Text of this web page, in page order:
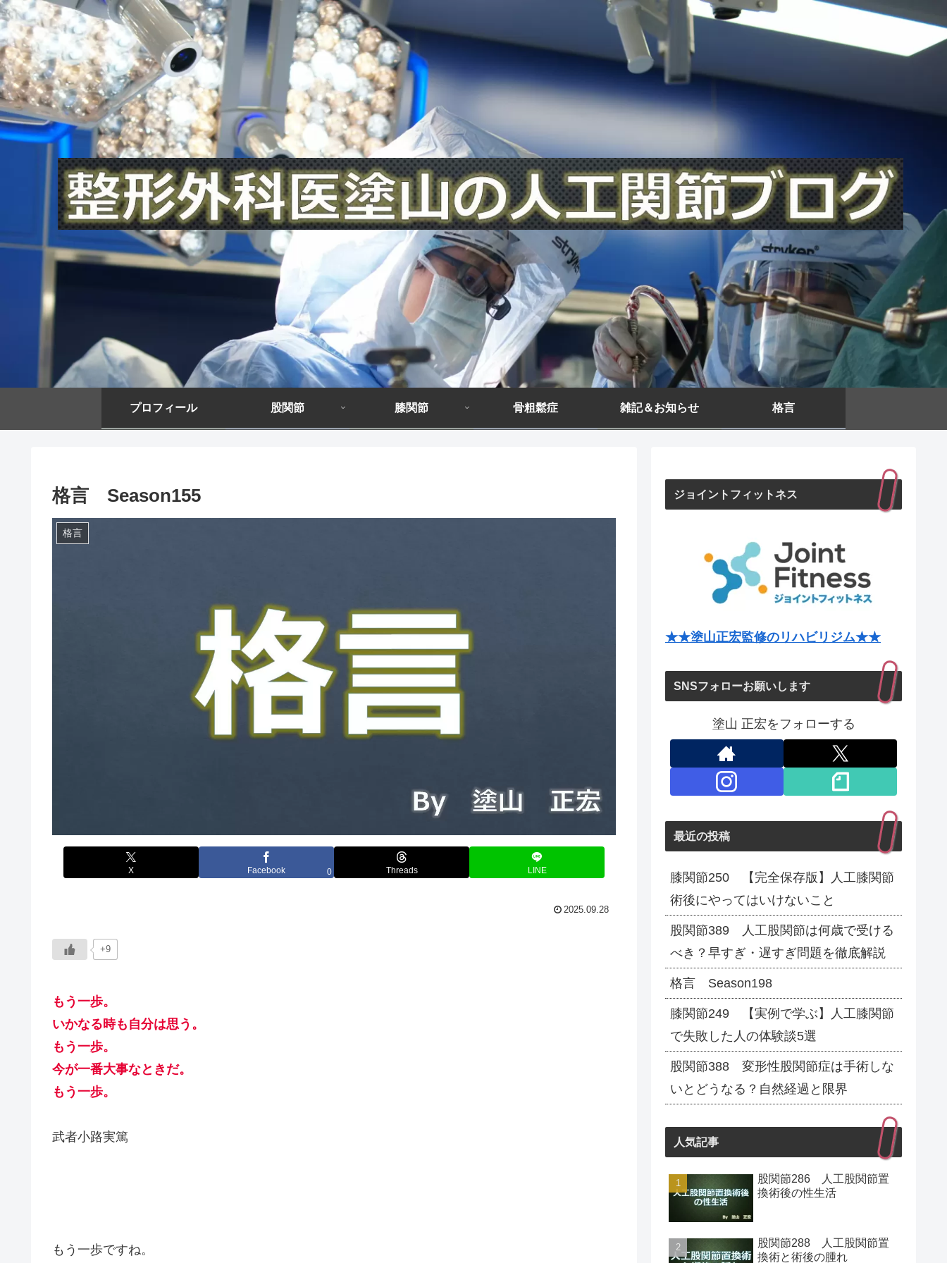
プロフィール 股関節 膝関節 骨粗鬆症 雑記＆お知らせ 格言
格言 Season155
格言
X Facebook 0 Threads LINE
2025.09.28
+9
もう一歩。
いかなる時も自分は思う。
もう一歩。
今が一番大事なときだ。
もう一歩。
武者小路実篤
もう一歩ですね。
ジョイントフィットネス
★★塗山正宏監修のリハビリジム★★
SNSフォローお願いします
塗山 正宏をフォローする
最近の投稿
膝関節250 【完全保存版】人工膝関節
術後にやってはいけないこと
股関節389 人工股関節は何歳で受ける
べき？早すぎ・遅すぎ問題を徹底解説
格言 Season198
膝関節249 【実例で学ぶ】人工膝関節
で失敗した人の体験談5選
股関節388 変形性股関節症は手術しな
いとどうなる？自然経過と限界
人気記事
股関節286 人工股関節置
換術後の性生活
股関節288 人工股関節置
換術と術後の腫れ